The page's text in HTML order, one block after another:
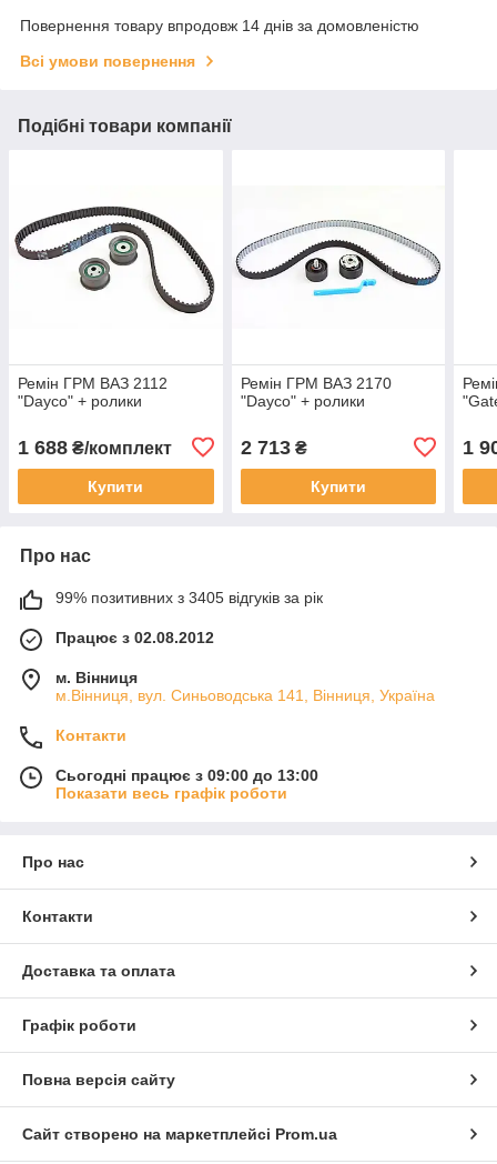
Повернення товару впродовж 14 днів за домовленістю
Всі умови повернення
Подібні товари компанії
Ремін ГРМ ВАЗ 2112
"Dayco" + ролики
1 688 ₴/комплект
Купити
Ремін ГРМ ВАЗ 2170
"Dayco" + ролики
2 713₴
Купити
1
Про нас
99% позитивних з 3405 відгуків за рік
Працює з 02.08.2012
м. Вінниця
м.Вінниця, вул. Синьоводська 141, Вінниця, Україна
Контакти
Сьогодні працює з 09:00 до 13:00
Показати весь графік роботи
Про нас
Контакти
Доставка та оплата
Графік роботи
Повна версія сайту
Сайт створено на маркетплейсі Prom.ua